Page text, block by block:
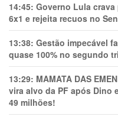
14:45: Governo Lula
6x1 e rejeita recuos no
13:38: Gestão impecável
quase 100% no segundo
13:29: MAMATA DAS
vira alvo da PF após Dino
49 milhões!